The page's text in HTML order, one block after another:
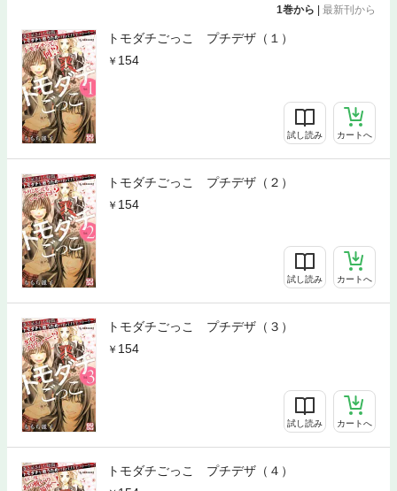
1巻から | 最新刊から
トモダチごっこ プチデザ（１）
154
試し読み カートへ
トモダチごっこ プチデザ（２）
154
試し読み カートへ
トモダチごっこ プチデザ（３）
154
試し読み カートへ
トモダチごっこ プチデザ（４）